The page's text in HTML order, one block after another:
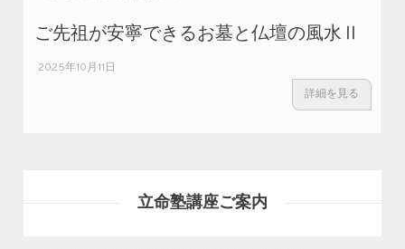
ご先祖が安寧できるお墓と仏壇の風水Ⅱ
2025年10月11日
詳細を見る
立命塾講座ご案内